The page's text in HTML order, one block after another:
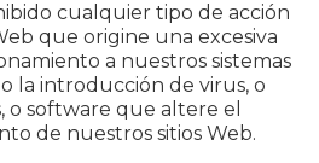
cualquier tipo de acción
que origine una excesiva
a nuestros sistemas
la introducción de virus, o
o software que altere el
de nuestros sitios Web.